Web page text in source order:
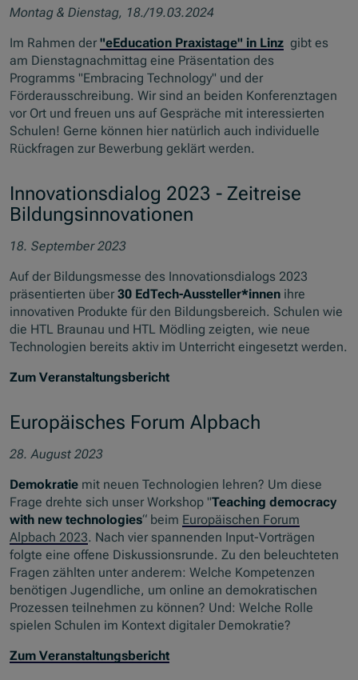
Montag & Dienstag, 18./19.03.2024
Im Rahmen der"eEducation Praxistage" in Linz gibt es
am Dienstagnachmittag eine Präsentation des
Programms "Embracing Technology" und der
Förderausschreibung. Wir sind an beiden Konferenztagen
vor Ort und freuen uns auf Gespräche mit interessierten
Schulen! Gerne können hier natürlich auch individuelle
Rückfragen zur Bewerbung geklärt werden.
Innovationsdialog 2023 - Zeitreise
Bildungsinnovationen
18. September 2023
Auf der Bildungsmesse des Innovationsdialogs 2023
präsentierten über30 EdTech-Aussteller*innen ihre
innovativen Produkte für den Bildungsbereich. Schulen wie
die HTL Braunau und HTL Mödling zeigten, wie neue
Technologien bereits aktiv im Unterricht eingesetzt werden.
Zum Veranstaltungsbericht
Europäisches Forum Alpbach
28. August 2023
Demokratie mit neuen Technologien lehren? Um diese
Frage drehte sich unser Workshop "Teaching democracy
with new technologies“ beim Europäischen Forum
Alpbach 2023. Nach vier spannenden Input-Vorträgen
folgte eine offene Diskussionsrunde. Zu den beleuchteten
Fragen zählten unter anderem: Welche Kompetenzen
benötigen Jugendliche, um online an demokratischen
Prozessen teilnehmen zu können? Und: Welche Rolle
spielen Schulen im Kontext digitaler Demokratie?
Zum Veranstaltungsbericht